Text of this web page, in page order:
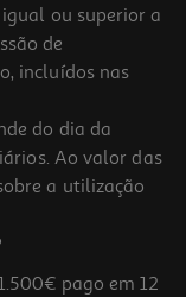
ou superior a
de
incluídos nas
do dia da
Ao valor das
a utilização
pago em 12